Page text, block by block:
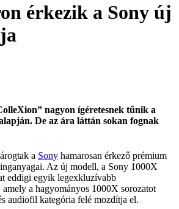
érkezik a Sony új
nagyon ígéretesnek tűnik a
De az ára láttán sokan fognak
a Sony hamarosan érkező prémium
Az új modell, a Sony 1000X
eddigi egyik legexkluzívabb
a hagyományos 1000X sorozatot
audiofil kategória felé mozdítja el.